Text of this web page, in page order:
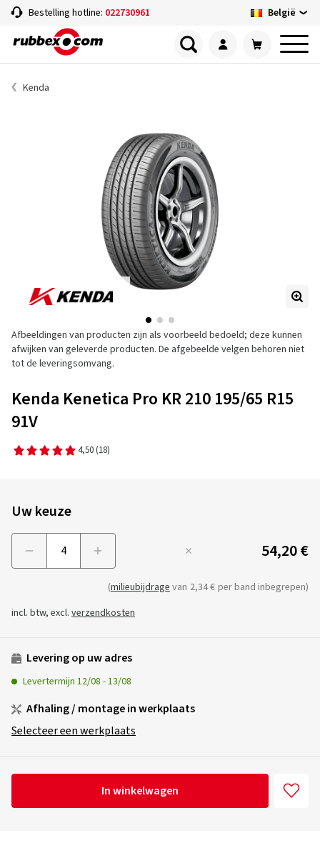
Bestelling hotline: 022730961 België
Kenda
Afbeeldingen van producten zijn als voorbeeld bedoeld; deze kunnen
afwijken van geleverde producten. De afgebeelde velgen behoren niet
tot de leveringsomvang.
Kenda Kenetica Pro KR 210 195/65 R15
91V
4,50 (18)
Uw keuze
54,20 €
(milieubijdragevan 2,34 € per band inbegrepen)
incl. btw, excl. verzendkosten
Levering op uw adres
Levertermijn 12/08 -13/08
Afhaling / montage in werkplaats
Selecteer een werkplaats
In winkelwagen